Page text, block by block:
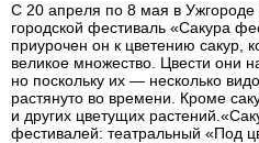
С 20 апреля по 8 мая в Ужгороде
городской фестиваль «Сакура
приурочен он к цветению сакур,
великое множество. Цвести они
но поскольку их — несколько
растянуто во времени. Кроме
и других цветущих
фестивалей: театральный «Под